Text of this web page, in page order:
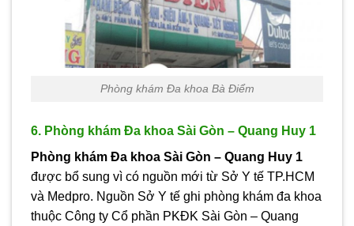
Phòng khám Đa khoa Bà Điểm
6. Phòng khám Đa khoa Sài Gòn – Quang Huy 1
Phòng khám Đa khoa Sài Gòn – Quang Huy 1
được bổ sung vì có nguồn mới từ Sở Y tế TP.HCM
và Medpro. Nguồn Sở Y tế ghi phòng khám đa khoa
thuộc Công ty Cổ phần PKĐK Sài Gòn – Quang